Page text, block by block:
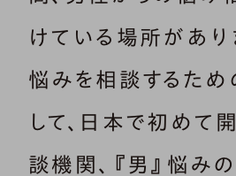
けている場所があり
悩みを相談するため
して、日本で初めて
談機関、『男』悩み